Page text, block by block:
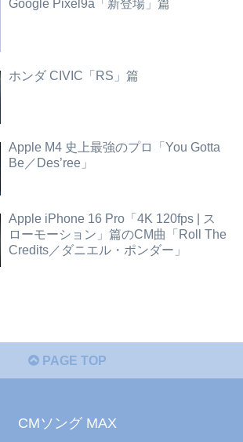
Google Pixel9a「新登場」篇
ホンダ CIVIC「RS」篇
Apple M4 史上最強のプロ「You Gotta
Be／Des’ree」
Apple iPhone 16 Pro「4K 120fps | ス
ローモーション」篇のCM曲「Roll The
Credits／ダニエル・ポンダー」
PAGE TOP
CMソング MAX